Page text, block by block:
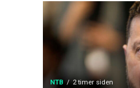
NTB 2 timer siden